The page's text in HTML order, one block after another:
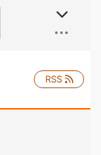
RSS